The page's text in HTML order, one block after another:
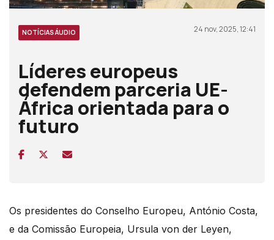
NOTÍCIAS ÁUDIO 24 nov, 2025, 12:41
Líderes europeus
defendem parceria UE-
África orientada para o
futuro
Os presidentes do Conselho Europeu, António Costa,
e da Comissão Europeia, Ursula von der Leyen,